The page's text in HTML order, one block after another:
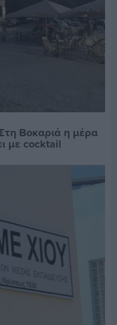
Βοκαριά η μέρα
με cocktail